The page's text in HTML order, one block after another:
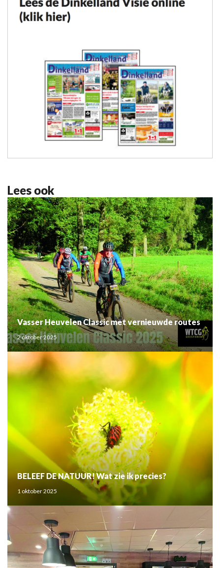
Lees ook
Vasser Heuvelen Classic met vernieuwde routes
2 oktober 2025
BELEEF DE NATUUR! Wat zie ik precies?
1 oktober 2025